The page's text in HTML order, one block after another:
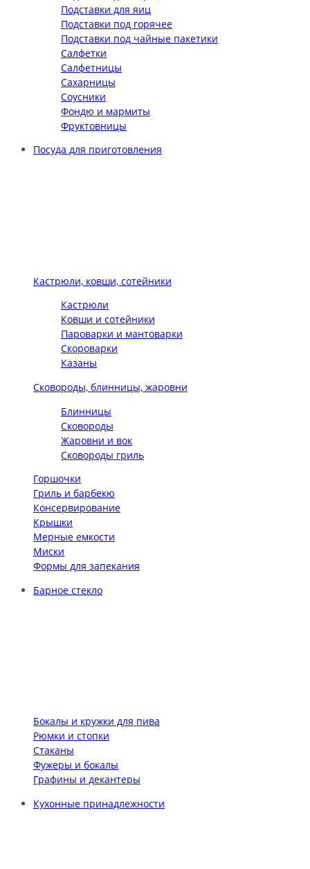
Подставки для яиц
Подставки под горячее
Подставки под чайные пакетики
Салфетки
Салфетницы
Сахарницы
Соусники
Фондю и мармиты
Фруктовницы
Посуда для приготовления
Кастрюли, ковши, сотейники
Кастрюли
Ковши и сотейники
Пароварки и мантоварки
Скороварки
Казаны
Сковороды, блинницы, жаровни
Блинницы
Сковороды
Жаровни и вок
Сковороды гриль
Горшочки
Гриль и барбекю
Консервирование
Крышки
Мерные емкости
Миски
Формы для запекания
Барное стекло
Бокалы и кружки для пива
Рюмки и стопки
Стаканы
Фужеры и бокалы
Графины и декантеры
Кухонные принадлежности